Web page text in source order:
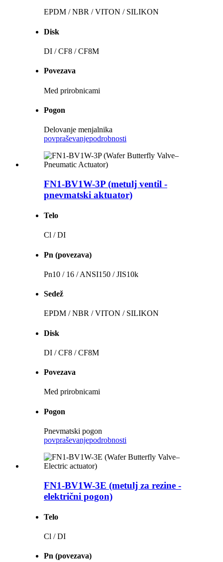
EPDM / NBR / VITON / SILIKON
Disk
DI / CF8 / CF8M
Povezava
Med prirobnicami
Pogon
Delovanje menjalnika
povpraševanjepodrobnosti
FN1-BV1W-3P (metulj ventil -
pnevmatski aktuator)
Telo
Cl / DI
Pn (povezava)
Pn10 / 16 / ANSI150 / JIS10k
Sedež
EPDM / NBR / VITON / SILIKON
Disk
DI / CF8 / CF8M
Povezava
Med prirobnicami
Pogon
Pnevmatski pogon
povpraševanjepodrobnosti
FN1-BV1W-3E (metulj za rezine -
električni pogon)
Telo
Cl / DI
Pn (povezava)